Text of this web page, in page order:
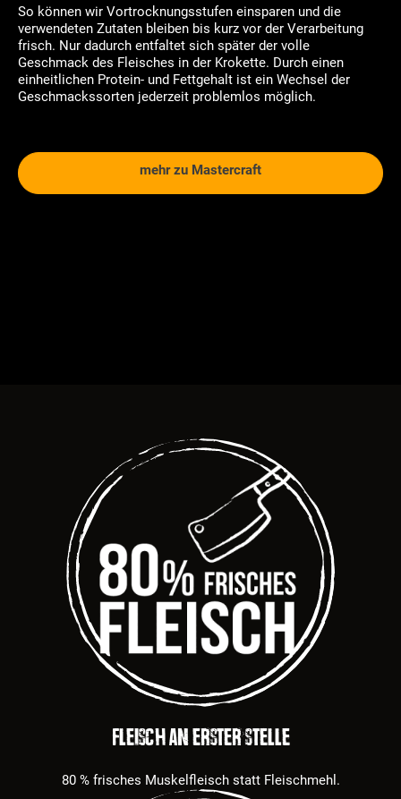
So können wir Vortrocknungsstufen einsparen und die
verwendeten Zutaten bleiben bis kurz vor der Verarbeitung
frisch. Nur dadurch entfaltet sich später der volle
Geschmack des Fleisches in der Krokette. Durch einen
einheitlichen Protein- und Fettgehalt ist ein Wechsel der
Geschmackssorten jederzeit problemlos möglich.
mehr zu Mastercraft
Fleisch an erster Stelle
80 % frisches Muskelfleisch statt Fleischmehl.